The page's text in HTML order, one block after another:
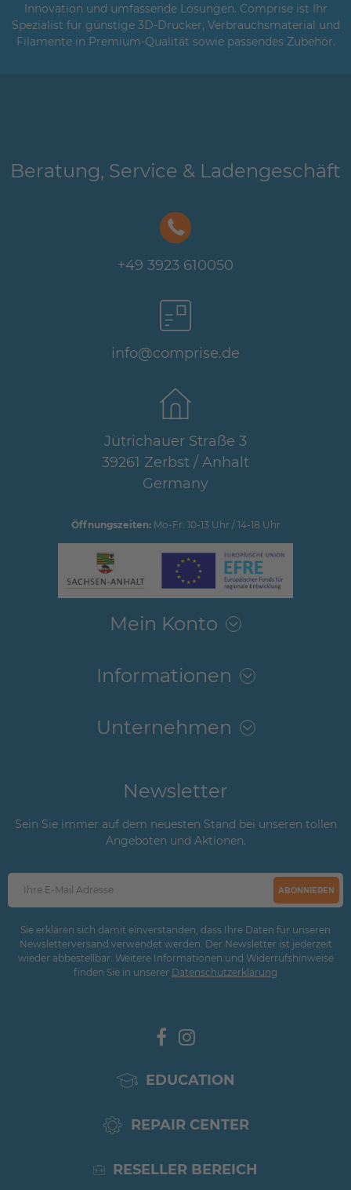
Innovation und umfassende Lösungen. Comprise ist Ihr
Spezialist für günstige 3D-Drucker, Verbrauchsmaterial und
Filamente in Premium-Qualität sowie passendes Zubehör.
Beratung, Service & Ladengeschäft
+49 3923 610050
info@comprise.de
Jütrichauer Straße 3
39261 Zerbst / Anhalt
Germany
Öffnungszeiten:Mo-Fr: 10-13 Uhr / 14-18 Uhr
Mein Konto
Informationen
Unternehmen
Newsletter
Sein Sie immer auf dem neuesten Stand bei unseren tollen
Angeboten und Aktionen.
ABONNIEREN
Sie erklären sich damit einverstanden, dass Ihre Daten für unseren
Newsletterversand verwendet werden. Der Newsletter ist jederzeit
wieder abbestellbar. Weitere Informationen und Widerrufshinweise
finden Sie in unserer Daten­schutz­erklärung
EDUCATION
REPAIR CENTER
RESELLER BEREICH